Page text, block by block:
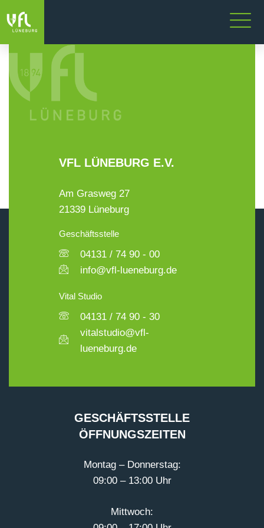
VFL LÜNEBURG E.V.
Am Grasweg 27
21339 Lüneburg
Geschäftsstelle
04131 / 74 90 - 00
info@vfl-lueneburg.de
Vital Studio
04131 / 74 90 - 30
vitalstudio@vfl-
lueneburg.de
GESCHÄFTSSTELLE
ÖFFNUNGSZEITEN
Montag – Donnerstag:
09:00 – 13:00 Uhr
Mittwoch: